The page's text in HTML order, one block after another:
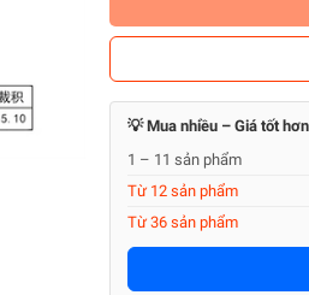
💡 Mua nhiều – Giá tốt hơn
1 – 11 sản phẩm
Từ 12 sản phẩm
Từ 36 sản phẩm